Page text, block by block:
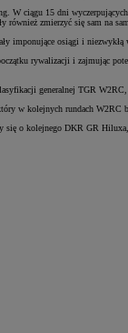
W ciągu 15 dni
zmierzyć się sam na
imponujące osiągi i
rywalizacji i zajmując
generalnej TGR
w kolejnych rundach W2RC
o kolejnego DKR GR